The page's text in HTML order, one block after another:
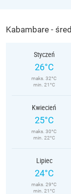
Kabambare -
Styczeń
26°C
maks. 32°C
min. 21°C
Kwiecień
25°C
maks. 30°C
min. 22°C
Lipiec
24°C
maks. 29°C
min. 21°C